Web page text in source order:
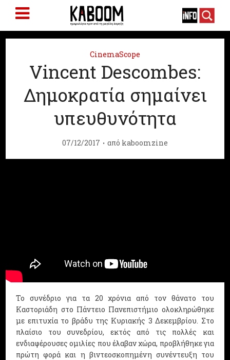
CinemaScope
Vincent Descombes:
Δημοκρατία σημαίνει
υπευθυνότητα
07/12/2017 από kaboomzine
Το συνέδριο για τα 20 χρόνια από τον θάνατο του
Καστοριάδη στο Πάντειο Πανεπιστήμιο ολοκληρώθηκε
με επιτυχία το βράδυ της Κυριακής 3 Δεκεμβρίου. Στο
πλαίσιο του συνεδρίου, εκτός από τις πολλές και
ενδιαφέρουσες ομιλίες που έλαβαν χώρα, προβλήθηκε για
πρώτη φορά και η βιντεοσκοπημένη συνέντευξη του